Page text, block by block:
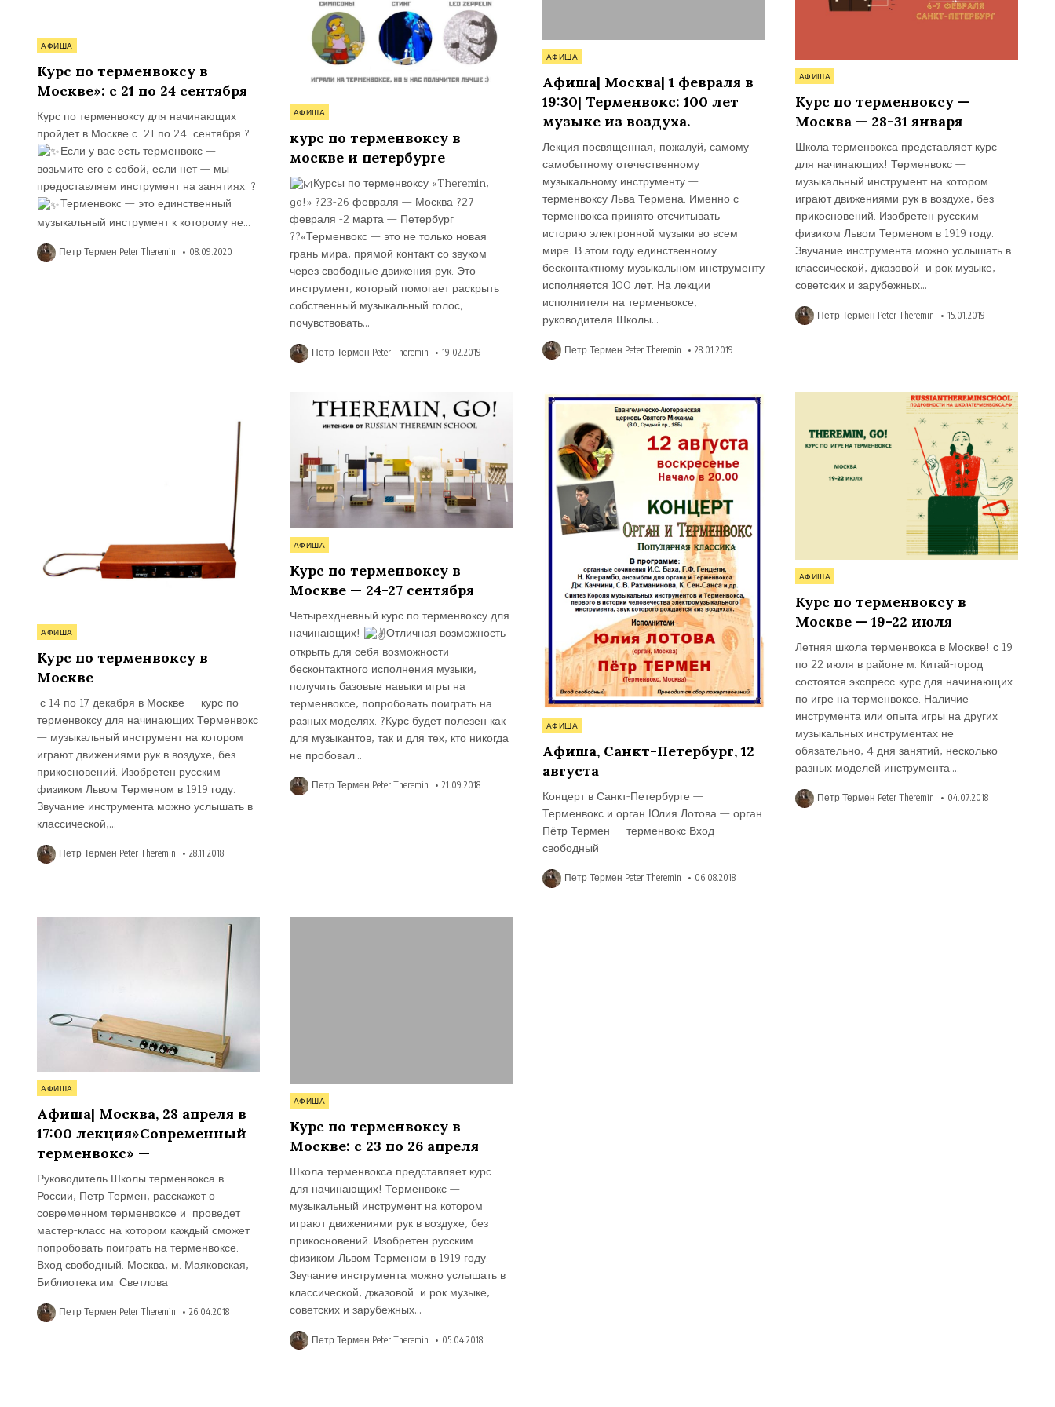
Опубликовано
АФИША
Курс по терменвоксу в
Москве»: с 21 по 24 сентября
Курс по терменвоксу для начинающих
пройдет в Москве с 21 по 24 сентября ?
Если у вас есть терменвокс —
возьмите его с собой, если нет — мы
предоставляем инструмент на занятиях. ?
Терменвокс — это единственный
музыкальный инструмент к которому не…
Петр Термен Peter Theremin 08.09.2020
Опубликовано
АФИША
курс по терменвоксу в
москве и петербурге
Курсы по терменвоксу «Theremin,
go!» ?23-26 февраля — Москва ?27
февраля -2 марта — Петербург
??«Терменвокс — это не только новая
грань мира, прямой контакт со звуком
через свободные движения рук. Это
инструмент, который помогает раскрыть
собственный музыкальный голос,
почувствовать…
Петр Термен Peter Theremin 19.02.2019
Опубликовано
АФИША
Афиша| Москва| 1 февраля в
19:30| Терменвокс: 100 лет
музыке из воздуха.
Лекция посвященная, пожалуй, самому
самобытному отечественному
музыкальному инструменту —
терменвоксу Льва Термена. Именно с
терменвокса принято отсчитывать
историю электронной музыки во всем
мире. В этом году единственному
бесконтактному музыкальном инструменту
исполняется 100 лет. На лекции
исполнителя на терменвоксе,
руководителя Школы…
Петр Термен Peter Theremin 28.01.2019
Опубликовано
АФИША
Курс по терменвоксу —
Москва — 28-31 января
Школа терменвокса представляет курс
для начинающих! Терменвокс —
музыкальный инструмент на котором
играют движениями рук в воздухе, без
прикосновений. Изобретен русским
физиком Львом Терменом в 1919 году.
Звучание инструмента можно услышать в
классической, джазовой и рок музыке,
советских и зарубежных…
Петр Термен Peter Theremin 15.01.2019
Опубликовано
АФИША
Курс по терменвоксу в
Москве
с 14 по 17 декабря в Москве — курс по
терменвоксу для начинающих Терменвокс
— музыкальный инструмент на котором
играют движениями рук в воздухе, без
прикосновений. Изобретен русским
физиком Львом Терменом в 1919 году.
Звучание инструмента можно услышать в
классической,…
Петр Термен Peter Theremin 28.11.2018
Опубликовано
АФИША
Курс по терменвоксу в
Москве — 24-27 сентября
Четырехдневный курс по терменвоксу для
начинающих!
Отличная возможность
открыть для себя возможности
бесконтактного исполнения музыки,
получить базовые навыки игры на
терменвоксе, попробовать поиграть на
разных моделях. ?Курс будет полезен как
для музыкантов, так и для тех, кто никогда
не пробовал…
Петр Термен Peter Theremin 21.09.2018
Опубликовано
АФИША
Афиша, Санкт-Петербург, 12
августа
Концерт в Санкт-Петербурге —
Терменвокс и орган Юлия Лотова — орган
Пётр Термен — терменвокс Вход
свободный
Петр Термен Peter Theremin 06.08.2018
Опубликовано
АФИША
Курс по терменвоксу в
Москве — 19-22 июля
Летняя школа терменвокса в Москве! с 19
по 22 июля в районе м. Китай-город
состоятся экспресс-курс для начинающих
по игре на терменвоксе. Наличие
инструмента или опыта игры на других
музыкальных инструментах не
обязательно, 4 дня занятий, несколько
разных моделей инструмента….
Петр Термен Peter Theremin 04.07.2018
Опубликовано
АФИША
Афиша| Москва, 28 апреля в
17:00 лекция»Современный
терменвокс» —
Руководитель Школы терменвокса в
России, Петр Термен, расскажет о
современном терменвоксе и проведет
мастер-класс на котором каждый сможет
попробовать поиграть на терменвоксе.
Вход свободный. Москва, м. Маяковская,
Библиотека им. Светлова
Петр Термен Peter Theremin 26.04.2018
Опубликовано
АФИША
Курс по терменвоксу в
Москве: с 23 по 26 апреля
Школа терменвокса представляет курс
для начинающих! Терменвокс —
музыкальный инструмент на котором
играют движениями рук в воздухе, без
прикосновений. Изобретен русским
физиком Львом Терменом в 1919 году.
Звучание инструмента можно услышать в
классической, джазовой и рок музыке,
советских и зарубежных…
Петр Термен Peter Theremin 05.04.2018